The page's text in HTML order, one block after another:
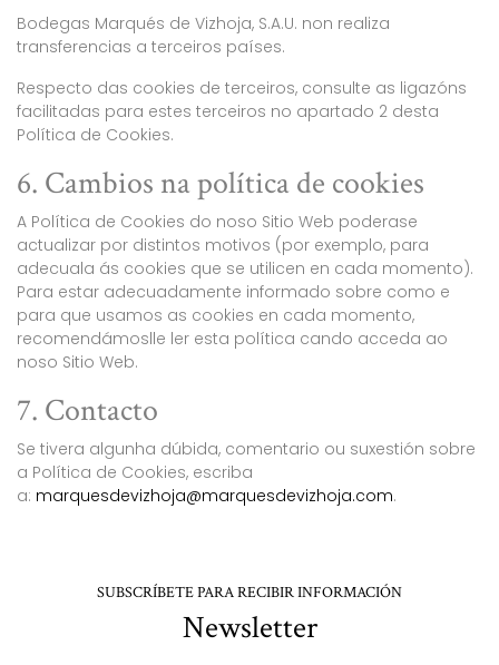
Bodegas Marqués de Vizhoja, S.A.U. non realiza
transferencias a terceiros países.
Respecto das cookies de terceiros, consulte as ligazóns
facilitadas para estes terceiros no apartado 2 desta
Política de Cookies.
6. Cambios na política de cookies
A Política de Cookies do noso Sitio Web poderase
actualizar por distintos motivos (por exemplo, para
adecuala ás cookies que se utilicen en cada momento).
Para estar adecuadamente informado sobre como e
para que usamos as cookies en cada momento,
recomendámoslle ler esta política cando acceda ao
noso Sitio Web.
7. Contacto
Se tivera algunha dúbida, comentario ou suxestión sobre
a Política de Cookies, escriba
a: marquesdevizhoja@marquesdevizhoja.com.
SUBSCRÍBETE PARA RECIBIR INFORMACIÓN
Newsletter